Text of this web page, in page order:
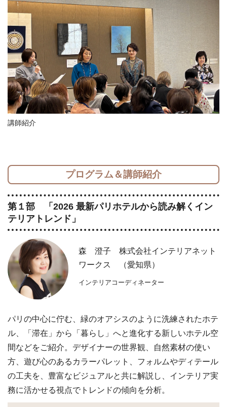
講師紹介
プログラム＆講師紹介
第１部 「2026 最新パリホテルから読み解くイン
テリアトレンド」
森 澄子 株式会社インテリアネット
ワークス （愛知県）
インテリアコーディネーター
パリの中心に佇む、緑のオアシスのように洗練されたホテ
ル、「滞在」から「暮らし」へと進化する新しいホテル空
間などをご紹介。デザイナーの世界観、自然素材の使い
方、遊び心のあるカラーパレット、フォルムやディテール
の工夫を、豊富なビジュアルと共に解説し、インテリア実
務に活かせる視点でトレンドの傾向を分析。